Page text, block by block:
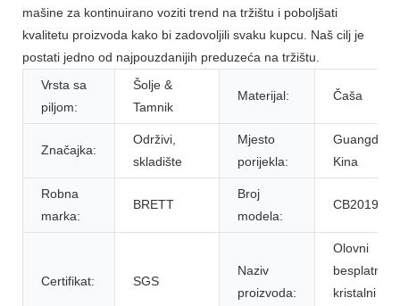
mašine za kontinuirano voziti trend na tržištu i poboljšati
kvalitetu proizvoda kako bi zadovoljili svaku kupcu. Naš cilj je
postati jedno od najpouzdanijih preduzeća na tržištu.
Vrsta sa
piljom:
Šolje &
Tamnik
Materijal: Čaša
Značajka:
Održivi, ​​
skladište
Mjesto
porijekla:
Kina
Robna
marka:
BRETT
Broj
modela:
Certifikat: SGS
Naziv
proizvoda:
Olovni
besplatni
kristalni